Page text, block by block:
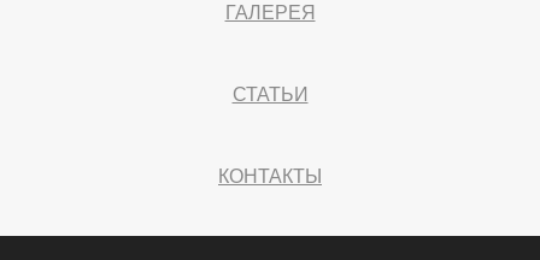
ГАЛЕРЕЯ
СТАТЬИ
КОНТАКТЫ